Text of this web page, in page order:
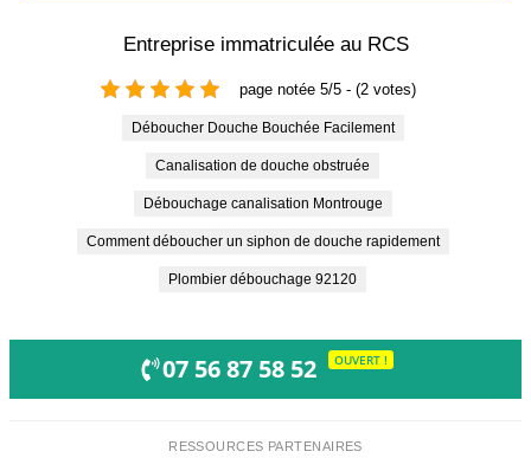
Entreprise immatriculée au RCS
page notée 5/5 - (2 votes)
Déboucher Douche Bouchée Facilement
Canalisation de douche obstruée
Débouchage canalisation Montrouge
Comment déboucher un siphon de douche rapidement
Plombier débouchage 92120
07 56 87 58 52 OUVERT !
RESSOURCES PARTENAIRES